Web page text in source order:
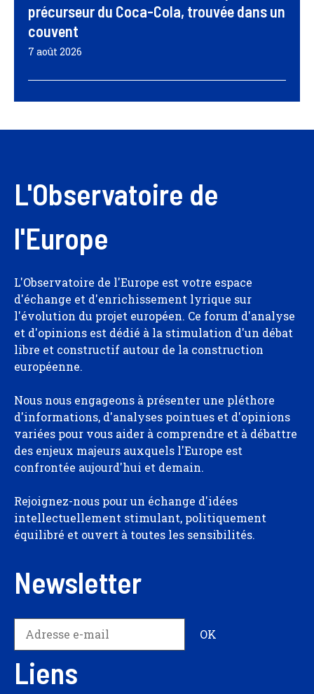
précurseur du Coca-Cola, trouvée dans un
couvent
7 août 2026
L'Observatoire de
l'Europe
L'Observatoire de l'Europe est votre espace
d'échange et d'enrichissement lyrique sur
l'évolution du projet européen. Ce forum d'analyse
et d'opinions est dédié à la stimulation d'un débat
libre et constructif autour de la construction
européenne.
Nous nous engageons à présenter une pléthore
d'informations, d'analyses pointues et d'opinions
variées pour vous aider à comprendre et à débattre
des enjeux majeurs auxquels l'Europe est
confrontée aujourd'hui et demain.
Rejoignez-nous pour un échange d'idées
intellectuellement stimulant, politiquement
équilibré et ouvert à toutes les sensibilités.
Newsletter
Liens